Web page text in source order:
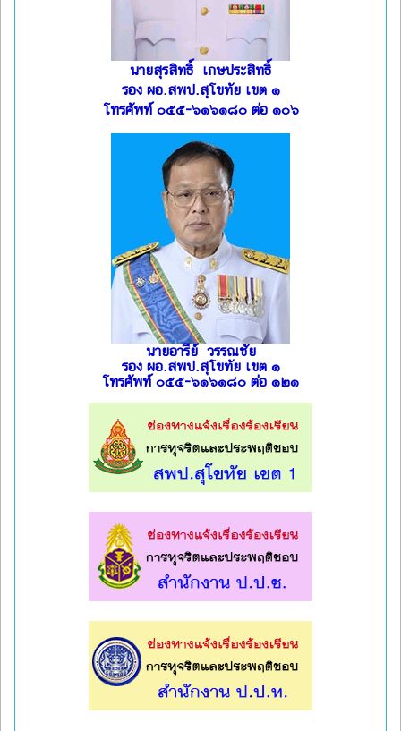
นายสุรสิทธิ์ เกษประสิทธิ์
รอง ผอ.สพป.สุโขทัย เขต ๑
โทรศัพท์ ๐๕๕-๖๑๖๑๘๐ ต่อ ๑๐๖
นายอารีย์ วรรณชัย
รอง ผอ.สพป.สุโขทัย เขต ๑
โทรศัพท์ ๐๕๕-๖๑๖๑๘๐ ต่อ ๑๒๑